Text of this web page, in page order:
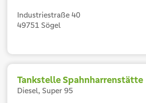
Industriestraße 40
49751 Sögel
Tankstelle Spahnharrenstätte
Diesel, Super 95